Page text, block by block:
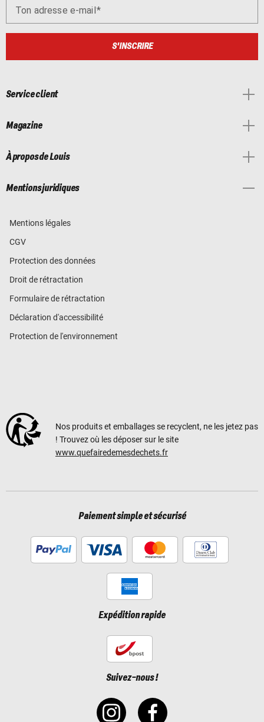
Ton adresse e-mail
S'INSCRIRE
Service client
Magazine
À propos de Louis
Mentions juridiques
Mentions légales
CGV
Protection des données
Droit de rétractation
Formulaire de rétractation
Déclaration d'accessibilité
Protection de l'environnement
Nos produits et emballages se recyclent, ne les jetez pas
! Trouvez où les déposer sur le site
www.quefairedemesdechets.fr
Paiement simple et sécurisé
Expédition rapide
Suivez-nous !